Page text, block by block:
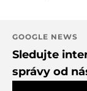
GOOGLE NEWS
Sledujte
správy od